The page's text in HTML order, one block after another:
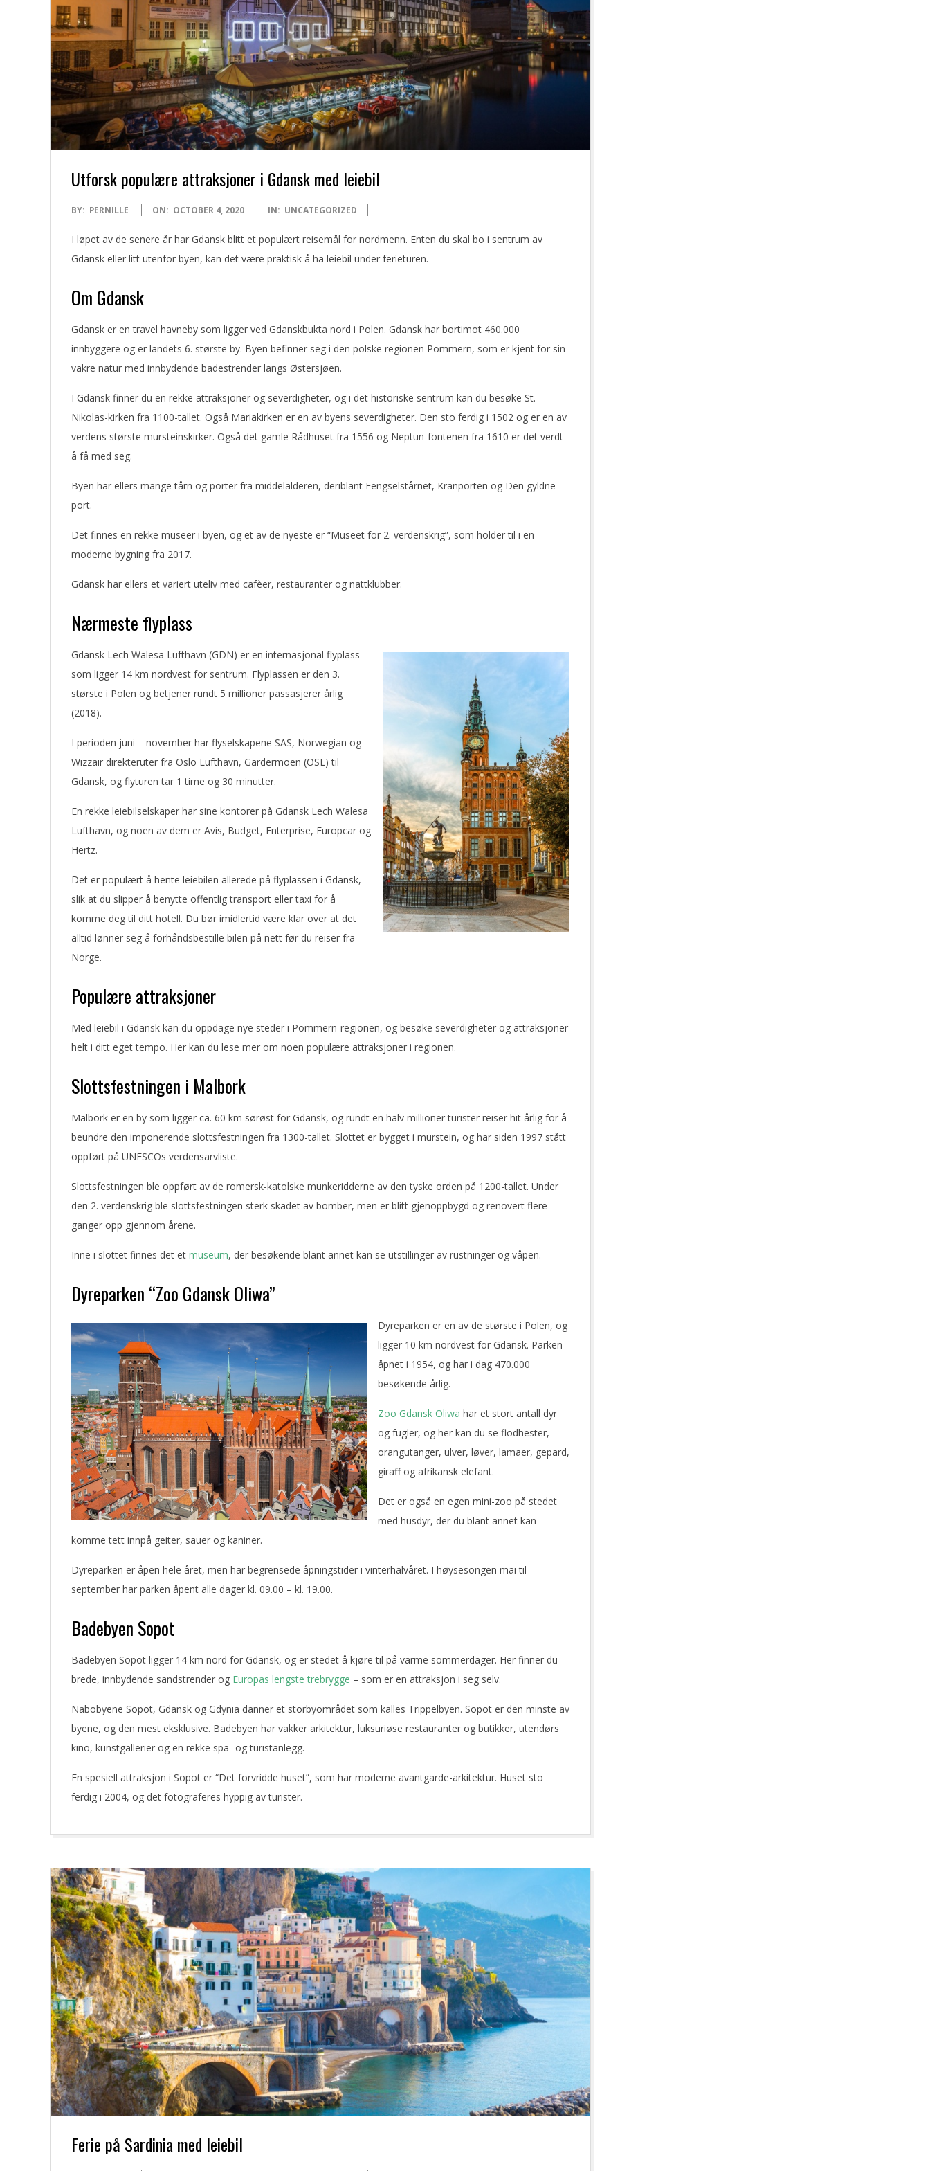
N
O
Utforsk populære attraksjoner i Gdansk med leiebil
2020-
04
BY: PERNILLE ON: OCTOBER 4, 2020 IN: UNCATEGORIZED
I løpet av de senere år har Gdansk blitt et populært reisemål for nordmenn. Enten du skal bo i sentrum av
Gdansk eller litt utenfor byen, kan det være praktisk å ha leiebil under ferieturen.
Om Gdansk
Gdansk er en travel havneby som ligger ved Gdanskbukta nord i Polen. Gdansk har bortimot 460.000
innbyggere og er landets 6. største by. Byen befinner seg i den polske regionen Pommern, som er kjent for sin
vakre natur med innbydende badestrender langs Østersjøen.
I Gdansk finner du en rekke attraksjoner og severdigheter, og i det historiske sentrum kan du besøke St.
Nikolas-kirken fra 1100-tallet. Også Mariakirken er en av byens severdigheter. Den sto ferdig i 1502 og er en av
verdens største mursteinskirker. Også det gamle Rådhuset fra 1556 og Neptun-fontenen fra 1610 er det verdt
å få med seg.
Byen har ellers mange tårn og porter fra middelalderen, deriblant Fengselstårnet, Kranporten og Den gyldne
port.
Det finnes en rekke museer i byen, og et av de nyeste er “Museet for 2. verdenskrig”, som holder til i en
moderne bygning fra 2017.
Gdansk har ellers et variert uteliv med cafèer, restauranter og nattklubber.
Nærmeste flyplass
Gdansk Lech Walesa Lufthavn (GDN) er en internasjonal flyplass
som ligger 14 km nordvest for sentrum. Flyplassen er den 3.
største i Polen og betjener rundt 5 millioner passasjerer årlig
(2018).
I perioden juni – november har flyselskapene SAS, Norwegian og
Wizzair direkteruter fra Oslo Lufthavn, Gardermoen (OSL) til
Gdansk, og flyturen tar 1 time og 30 minutter.
En rekke leiebilselskaper har sine kontorer på Gdansk Lech Walesa
Lufthavn, og noen av dem er Avis, Budget, Enterprise, Europcar og
Hertz.
Det er populært å hente leiebilen allerede på flyplassen i Gdansk,
slik at du slipper å benytte offentlig transport eller taxi for å
komme deg til ditt hotell. Du bør imidlertid være klar over at det
alltid lønner seg å forhåndsbestille bilen på nett før du reiser fra
Norge.
Populære attraksjoner
Med leiebil i Gdansk kan du oppdage nye steder i Pommern-regionen, og besøke severdigheter og attraksjoner
helt i ditt eget tempo. Her kan du lese mer om noen populære attraksjoner i regionen.
Slottsfestningen i Malbork
Malbork er en by som ligger ca. 60 km sørøst for Gdansk, og rundt en halv millioner turister reiser hit årlig for å
beundre den imponerende slottsfestningen fra 1300-tallet. Slottet er bygget i murstein, og har siden 1997 stått
oppført på UNESCOs verdensarvliste.
Slottsfestningen ble oppført av de romersk-katolske munkeridderne av den tyske orden på 1200-tallet. Under
den 2. verdenskrig ble slottsfestningen sterk skadet av bomber, men er blitt gjenoppbygd og renovert flere
ganger opp gjennom årene.
Inne i slottet finnes det et museum, der besøkende blant annet kan se utstillinger av rustninger og våpen.
Dyreparken “Zoo Gdansk Oliwa”
Dyreparken er en av de største i Polen, og
ligger 10 km nordvest for Gdansk. Parken
åpnet i 1954, og har i dag 470.000
besøkende årlig.
Zoo Gdansk Oliwa har et stort antall dyr
og fugler, og her kan du se flodhester,
orangutanger, ulver, løver, lamaer, gepard,
giraff og afrikansk elefant.
Det er også en egen mini-zoo på stedet
med husdyr, der du blant annet kan
komme tett innpå geiter, sauer og kaniner.
Dyreparken er åpen hele året, men har begrensede åpningstider i vinterhalvåret. I høysesongen mai til
september har parken åpent alle dager kl. 09.00 – kl. 19.00.
Badebyen Sopot
Badebyen Sopot ligger 14 km nord for Gdansk, og er stedet å kjøre til på varme sommerdager. Her finner du
brede, innbydende sandstrender og Europas lengste trebrygge – som er en attraksjon i seg selv.
Nabobyene Sopot, Gdansk og Gdynia danner et storbyområdet som kalles Trippelbyen. Sopot er den minste av
byene, og den mest eksklusive. Badebyen har vakker arkitektur, luksuriøse restauranter og butikker, utendørs
kino, kunstgallerier og en rekke spa- og turistanlegg.
En spesiell attraksjon i Sopot er “Det forvridde huset”, som har moderne avantgarde-arkitektur. Huset sto
ferdig i 2004, og det fotograferes hyppig av turister.
Ferie på Sardinia med leiebil